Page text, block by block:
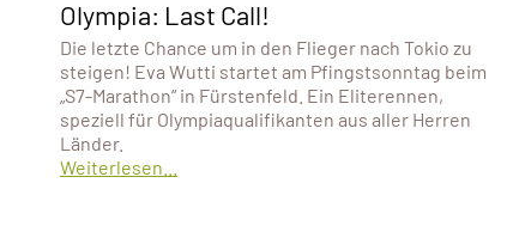
Olympia: Last Call!
Die letzte Chance um in den Flieger nach Tokio zu
steigen! Eva Wutti startet am Pfingstsonntag beim
„S7-Marathon“ in Fürstenfeld. Ein Eliterennen,
speziell für Olympiaqualifikanten aus aller Herren
Länder.
Weiterlesen...